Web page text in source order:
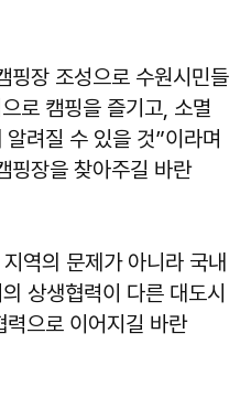
핑장 조성으로 수원시민들
로 캠핑을 즐기고, 소멸
려질 수 있을 것”이라며
핑장을 찾아주길 바란
역의 문제가 아니라 국내
상생협력이 다른 대도시
으로 이어지길 바란